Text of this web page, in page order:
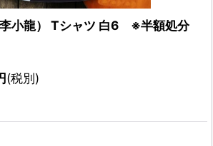
小龍） Tシャツ 白6 ※半額処分
(税別)